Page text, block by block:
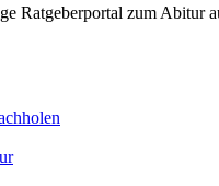
Ratgeberportal zum Abitur